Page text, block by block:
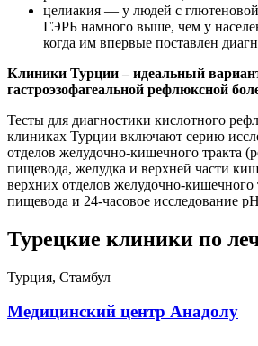
целиакия — у людей с глютеновой
ГЭРБ намного выше, чем у
когда им впервые поставлен
Клиники Турции – идеальный
гастроэзофагеальной рефлюксной
Тесты для диагностики кислотного
клиниках Турции включают серию
отделов желудочно-кишечного тракта
пищевода, желудка и верхней части
верхних отделов желудочно-
пищевода и 24-часовое исследование
Турецкие клиники по
Турция, Стамбул
Медицинский центр Анадолу